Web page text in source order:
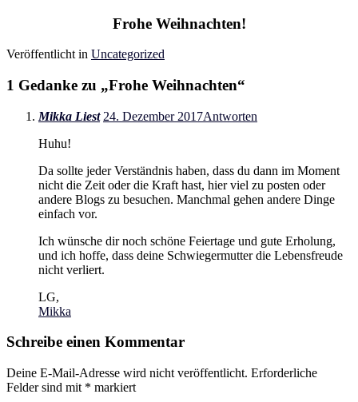
Frohe Weihnachten!
Veröffentlicht in Uncategorized
1 Gedanke zu „Frohe Weihnachten“
Mikka Liest 24. Dezember 2017Antworten
Huhu!
Da sollte jeder Verständnis haben, dass du dann im Moment
nicht die Zeit oder die Kraft hast, hier viel zu posten oder
andere Blogs zu besuchen. Manchmal gehen andere Dinge
einfach vor.
Ich wünsche dir noch schöne Feiertage und gute Erholung,
und ich hoffe, dass deine Schwiegermutter die Lebensfreude
nicht verliert.
LG,
Mikka
Schreibe einen Kommentar
Deine E-Mail-Adresse wird nicht veröffentlicht. Erforderliche
Felder sind mit * markiert